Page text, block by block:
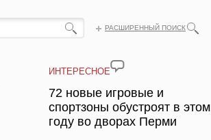
РАСШИРЕННЫЙ ПОИСК
ИНТЕРЕСНОЕ
72 новые игровые и
спортзоны обустроят в этом
году во дворах Перми